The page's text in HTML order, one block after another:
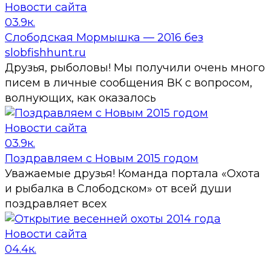
Новости сайта
03.9к.
Слободская Мормышка — 2016 без
slobfishhunt.ru
Друзья, рыболовы! Мы получили очень много
писем в личные сообщения ВК с вопросом,
волнующих, как оказалось
Новости сайта
03.9к.
Поздравляем с Новым 2015 годом
Уважаемые друзья! Команда портала «Охота
и рыбалка в Слободском» от всей души
поздравляет всех
Новости сайта
04.4к.